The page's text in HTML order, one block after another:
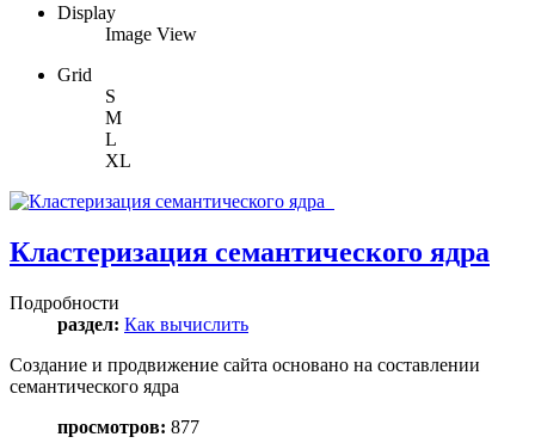
Display
Image View
Grid
S
M
L
XL
Кластеризация семантического ядра
Подробности
раздел: Как вычислить
Создание и продвижение сайта основано на составлении
семантического ядра
просмотров: 877